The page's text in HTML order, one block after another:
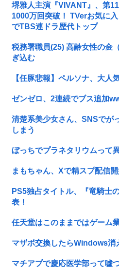
堺雅人主演『VIVANT』、第
1000万回突破！ TVerお気に
でTBS連ドラ歴代トップ
税務署職員(25) 高齢女性の金
ぎ込む
【任豚悲報】ペルソナ、大人
ゼンゼロ、2連続でブス追加
清楚系美少女さん、SNSでが
しまう
ぼっちでプラネタリウムって
まもちゃん、Xで精スプ配信
PS5独占タイトル、『竜騎士
表！
任天堂はこのままではゲーム
マザボ交換したらWindows消
マチアプで慶応医学部って嘘